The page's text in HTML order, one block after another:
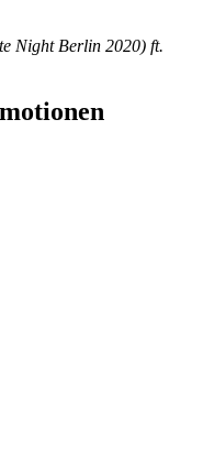
Night Berlin 2020) ft.